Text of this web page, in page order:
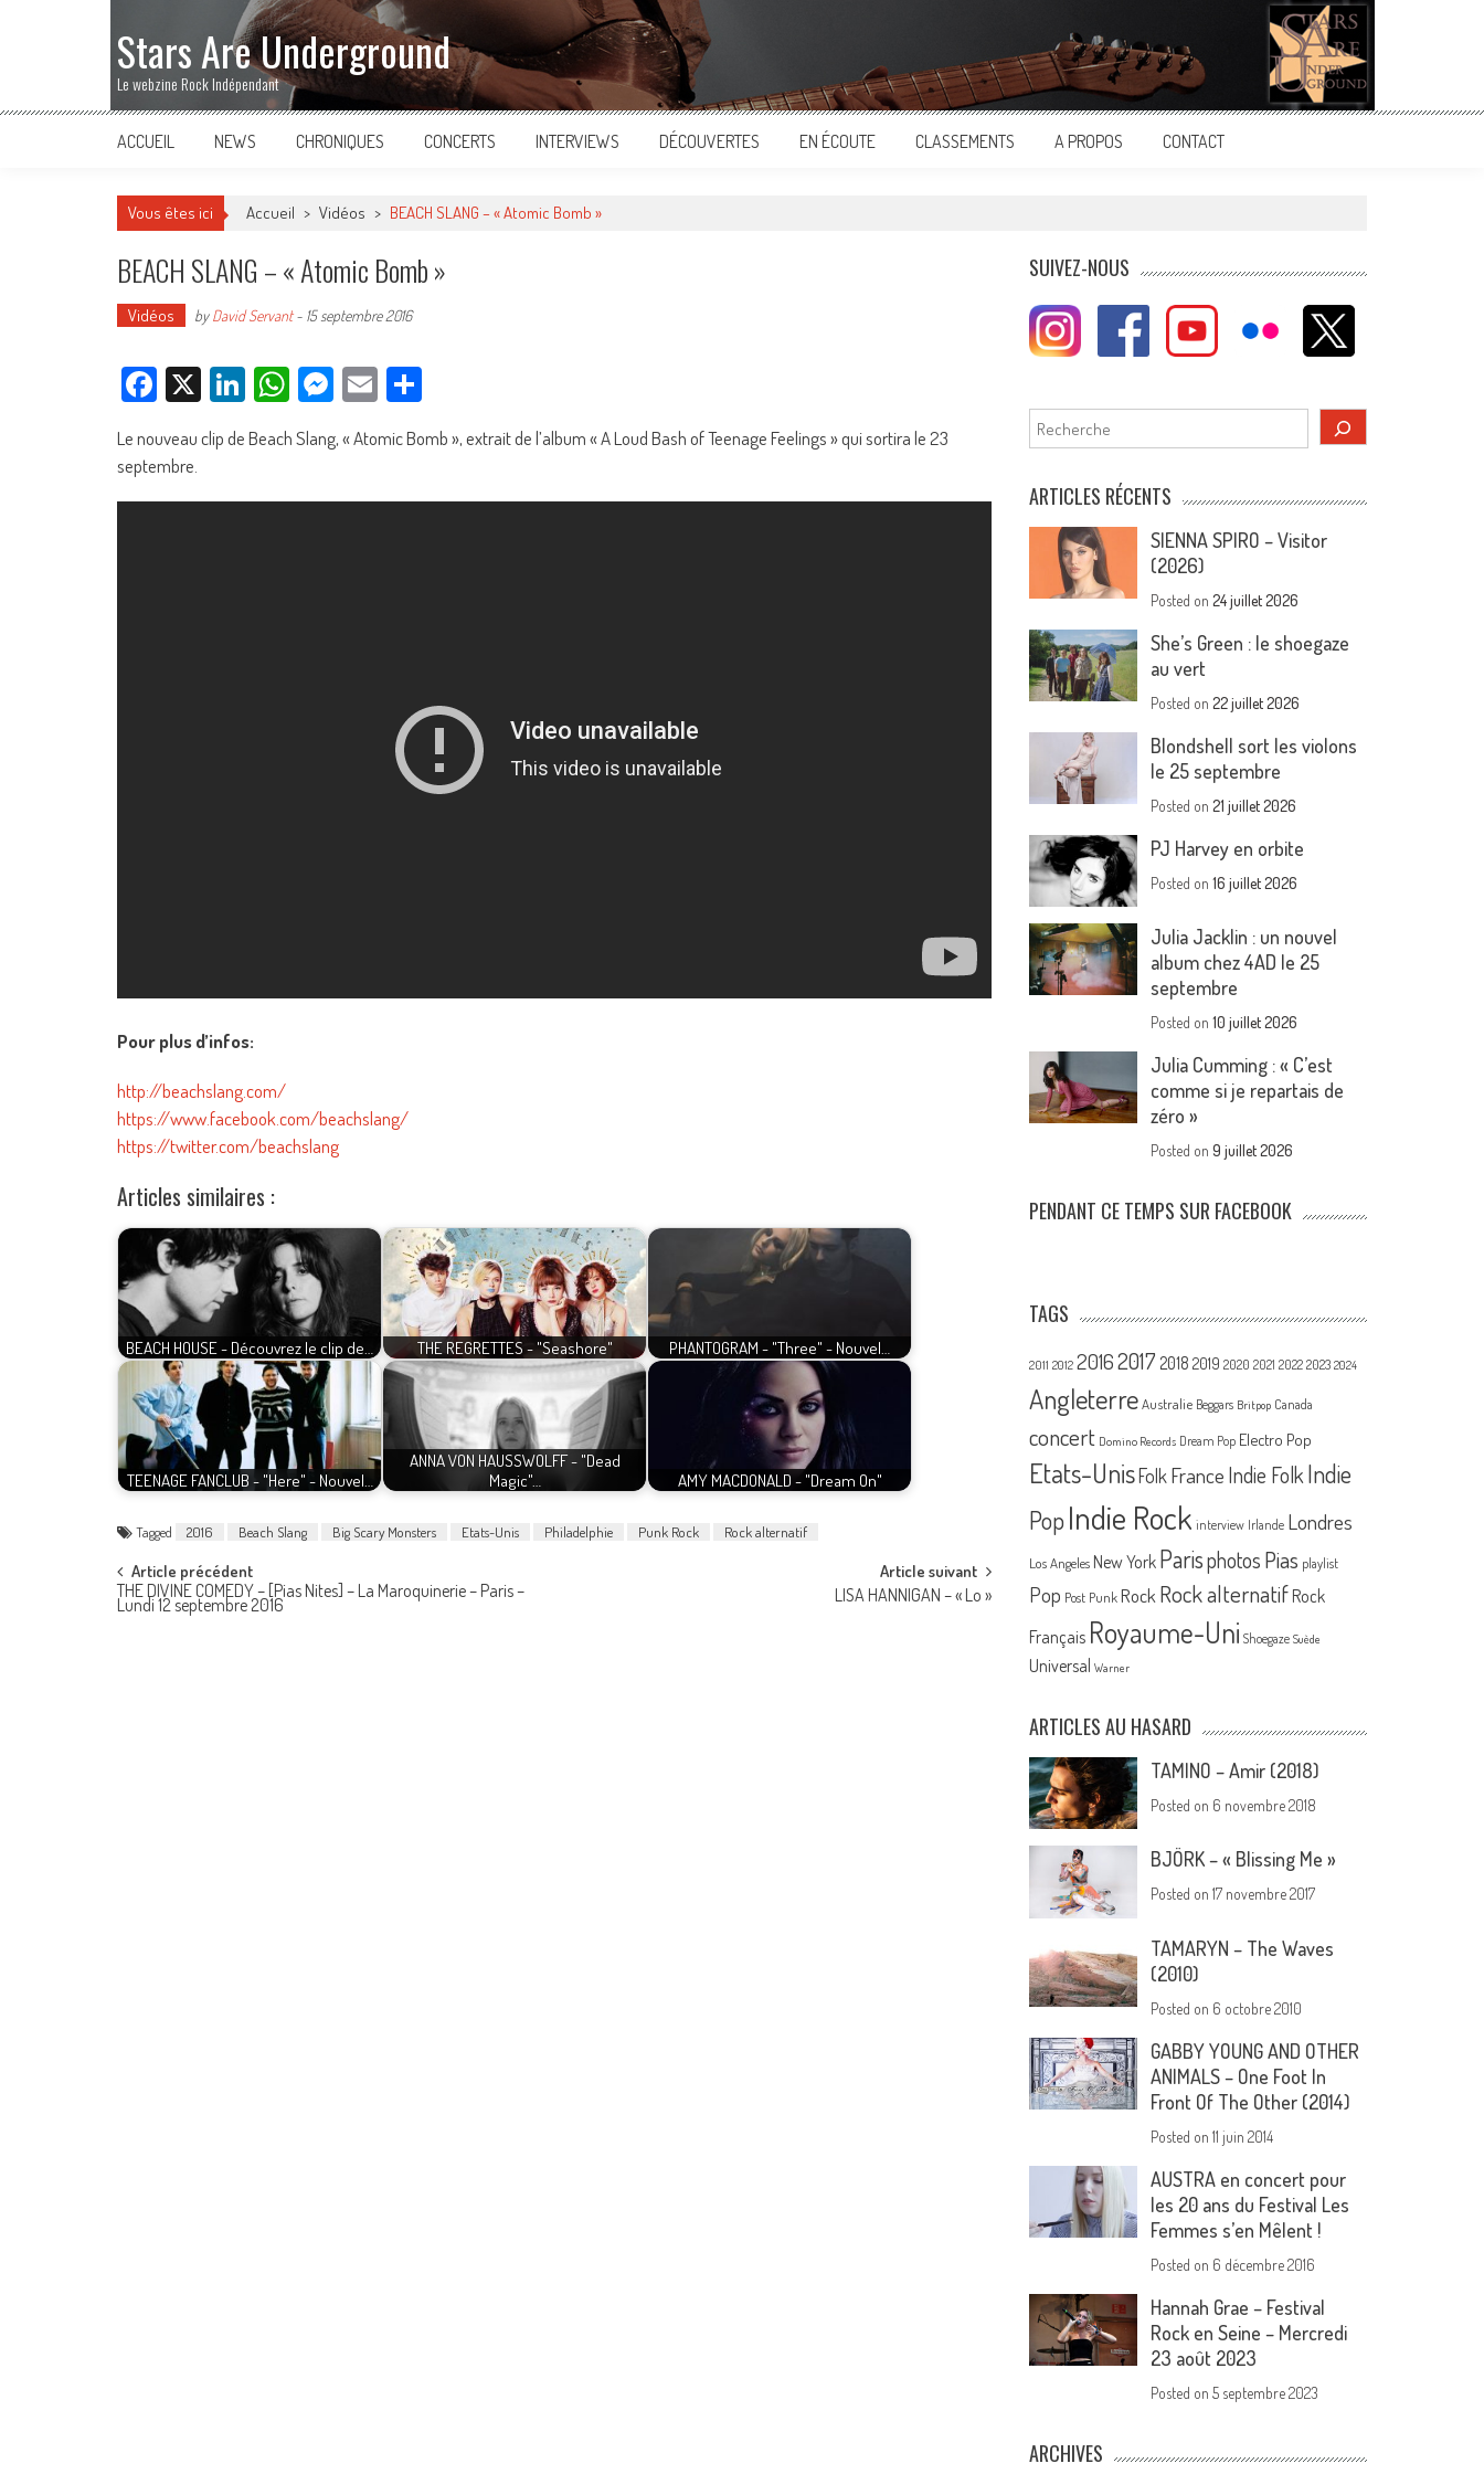
Stars Are Underground
Le webzine Rock Indépendant
ACCUEIL NEWS CHRONIQUES CONCERTS INTERVIEWS DÉCOUVERTES EN ÉCOUTE CLASSEMENTS A PROPOS CONTACT
Vous êtes ici Accueil > Vidéos > BEACH SLANG – « Atomic Bomb »
BEACH SLANG – « Atomic Bomb »
Vidéos byDavid Servant- 15 septembre 2016
Facebook
X LinkedIn
WhatsApp
Messenger
Email
Le nouveau clip de Beach Slang, « Atomic Bomb », extrait de l’album « A Loud Bash of Teenage Feelings » qui sortira le 23
septembre.
Pour plus d’infos:
http://beachslang.com/
https://www.facebook.com/beachslang/
https://twitter.com/beachslang
Articles similaires :
BEACH HOUSE - Découvrez le clip de… THE REGRETTES - "Seashore" PHANTOGRAM - "Three" - Nouvel…
TEENAGE FANCLUB - "Here" - Nouvel…
ANNA VON HAUSSWOLFF - "Dead
Magic"…
AMY MACDONALD - "Dream On"
Tagged 2016 Beach Slang Big Scary Monsters Etats-Unis Philadelphie Punk Rock Rock alternatif
Post
navigation
Article précédent
THE DIVINE COMEDY – [Pias Nites] – La Maroquinerie – Paris –
Lundi 12 septembre 2016
Article suivant
LISA HANNIGAN – « Lo »
SUIVEZ-NOUS
Rechercher
ARTICLES RÉCENTS
SIENNA SPIRO – Visitor
(2026)
Posted on24 juillet 2026
She’s Green : le shoegaze
au vert
Posted on22 juillet 2026
Blondshell sort les violons
le 25 septembre
Posted on21 juillet 2026
PJ Harvey en orbite
Posted on16 juillet 2026
Julia Jacklin : un nouvel
album chez 4AD le 25
septembre
Posted on10 juillet 2026
Julia Cumming : « C’est
comme si je repartais de
zéro »
Posted on9 juillet 2026
PENDANT CE TEMPS SUR FACEBOOK
TAGS
2011 2012 20162017 2018 2019 2020 2021 2022 2023 2024
Angleterre Australie Beggars Britpop Canada
concert Domino Records Dream Pop Electro Pop
Etats-UnisFolk France Indie FolkIndie
PopIndie Rock interview Irlande Londres
Los Angeles New York Parisphotos Pias playlist
Pop Post Punk Rock Rock alternatif Rock
Français Royaume-Uni Shoegaze Suède
Universal Warner
ARTICLES AU HASARD
TAMINO – Amir (2018)
Posted on 6 novembre 2018
BJÖRK – « Blissing Me »
Posted on17 novembre 2017
TAMARYN – The Waves
(2010)
Posted on 6 octobre 2010
GABBY YOUNG AND OTHER
ANIMALS – One Foot In
Front Of The Other (2014)
Posted on11 juin 2014
AUSTRA en concert pour
les 20 ans du Festival Les
Femmes s’en Mêlent !
Posted on 6 décembre 2016
Hannah Grae – Festival
Rock en Seine – Mercredi
23 août 2023
Posted on5 septembre 2023
ARCHIVES